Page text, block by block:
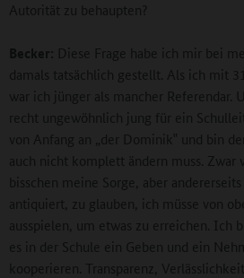
Autorität zu behaupten?
Becker: Diese Frage habe ich mir bei
damals tatsächlich gestellt. Als ich mit
war ich jünger als mancher Referendar.
recht ungewöhnlich jung für ein
von Anfang an „der Dominik‟ und bin
auch nicht komplett ändern muss. Zwar
bisschen meine Sorge, aber
antiquiert, zu glauben, ich müsse von
ausspielen, um etwas zu erreichen. Ich
es in der Schule ein Geben und ein
kooperieren. Transparenz,